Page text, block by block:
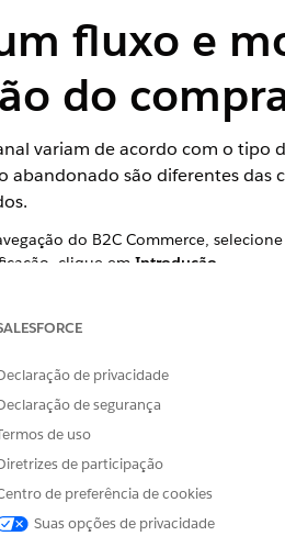
fluxo e
do
variam de acordo com o tipo
abandonado são diferentes das
do B2C Commerce, selecione
clique em Introdução
canais e quiser alterar esse
Personalização e deseja incluir
e-mail
deseja usar, selecione
Instalar
para cada canal.
de privacidade
de segurança
de uso
de participação
de preferência de cookies
Suas opções de privacidade